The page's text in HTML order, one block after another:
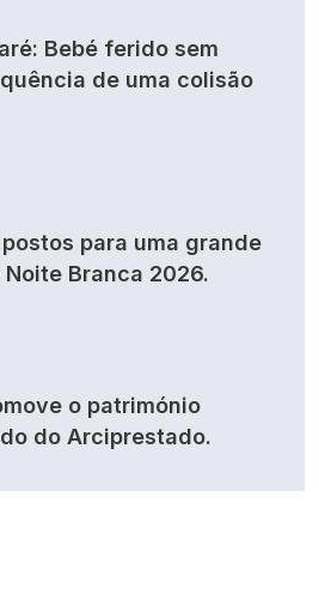
Bebé ferido sem
de uma colisão
para uma grande
Branca 2026.
o património
do Arciprestado.